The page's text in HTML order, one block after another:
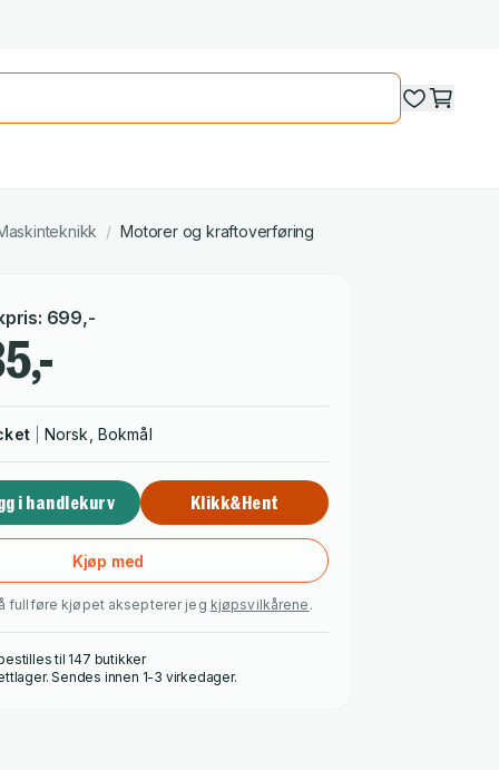
/ Motorer og kraftoverføring
: 699,-
Norsk, Bokmål
i handlekurv Klikk&Hent
Kjøp med
fullføre kjøpet aksepterer jeg kjøpsvilkårene .
til 147 butikker
Sendes innen 1-3 virkedager.